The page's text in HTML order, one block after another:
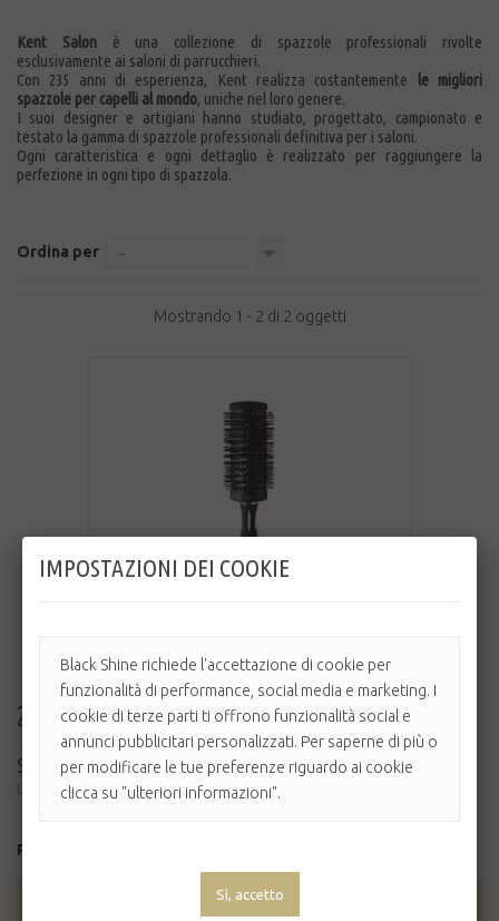
Kent Salonè una collezione di spazzole professionali rivolte
esclusivamente ai saloni di parrucchieri.
Con 235 anni di esperienza, Kent realizza costantemente
le migliori
spazzole per capelli al mondo, uniche nel loro genere.
I suoi designer e artigiani hanno studiato, progettato, campionato e
testato la gamma di spazzole professionali definitiva per i saloni.
Ogni caratteristica e ogni dettaglio è realizzato per raggiungere la
perfezione in ogni tipo di spazzola.
Ordina per --
Mostrando 1 - 2 di 2 oggetti
22,00 €
SPAZZOLA KENT SALON CERAMIC
Le spazzole Kent Salon Ceramics hanno un rivestimento in ceramica e setole di nylon
Prodotto disponibile con altre opzioni
AGGIUNGI AL CARRELLO
IMPOSTAZIONI DEI COOKIE
Black Shine richiede l'accettazione di cookie per
funzionalità di performance, social media e marketing. I
cookie di terze parti ti offrono funzionalità social e
annunci pubblicitari personalizzati. Per saperne di più o
per modificare le tue preferenze riguardo ai cookie
clicca su "ulteriori informazioni".